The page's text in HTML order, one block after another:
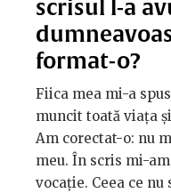
scrisul l-a
format-o?
Fiica mea mi-a
muncit toată viața
Am corectat-o: nu
meu. În scris mi-
vocație. Ceea ce